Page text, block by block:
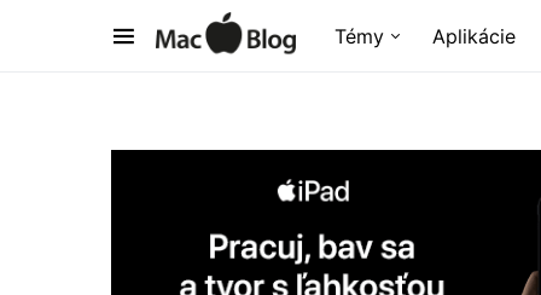
Témy Aplikácie